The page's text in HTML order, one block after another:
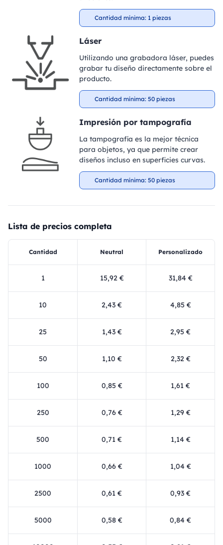
Cantidad mínima: 1 piezas
Láser
Utilizando una grabadora láser, puedes
grabar tu diseño directamente sobre el
producto.
Cantidad mínima: 50 piezas
Impresión por tampografía
La tampografía es la mejor técnica
para objetos, ya que permite crear
diseños incluso en superficies curvas.
Cantidad mínima: 50 piezas
Lista de precios completa
Cantidad Neutral Personalizado
1 15,92 € 31,84 €
10 2,43 € 4,85 €
25 1,43 € 2,95 €
50 1,10 € 2,32 €
100 0,85 € 1,61 €
250 0,76 € 1,29 €
500 0,71 € 1,14 €
1000 0,66 € 1,04 €
2500 0,61 € 0,93 €
5000 0,58 € 0,84 €